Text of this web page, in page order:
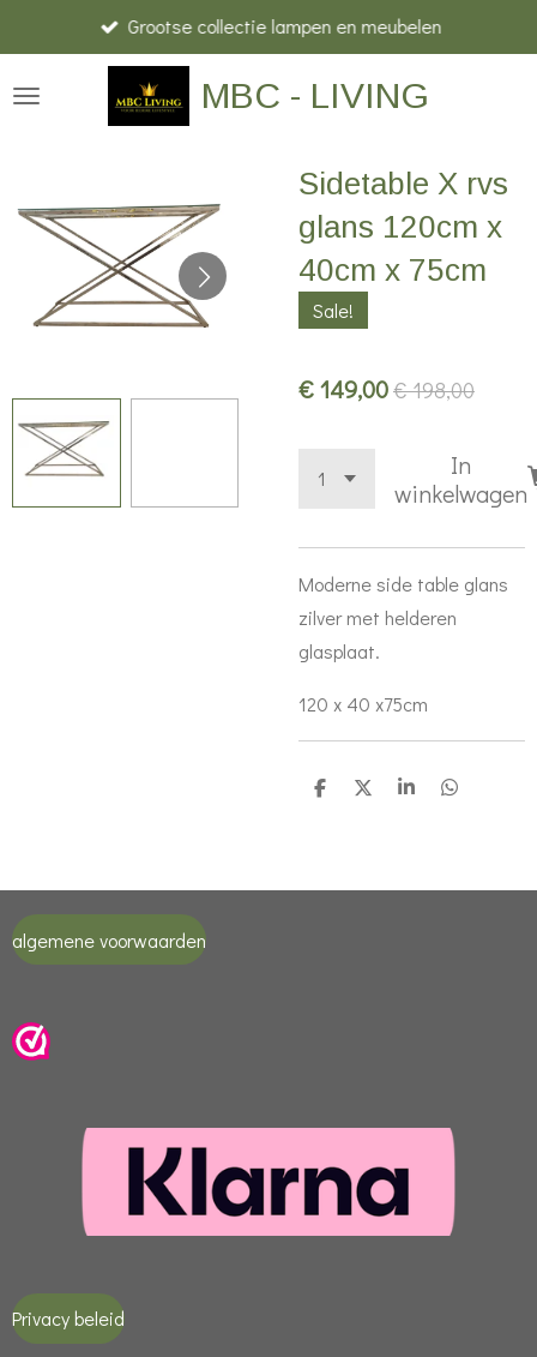
direct
naar
MBC - LIVING
Grootse collectie lampen en meubelen
Sidetable X rvs
glans 120cm x
40cm x 75cm
Sale!
€ 149,00€ 198,00
In
winkelwagen
Moderne side table glans
zilver met helderen
glasplaat.
120 x 40 x75cm
D
D
S
D
algemene voorwaarden
Privacy beleid